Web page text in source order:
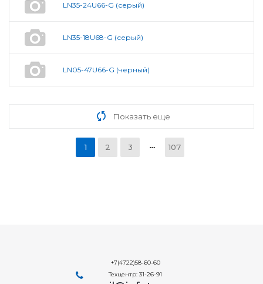
LN35-24U66-G (серый)
LN35-18U68-G (серый)
LN05-47U66-G (черный)
Показать еще
1 2 3 107
+7(4722)58-60-60
Техцентр: 31-26-91